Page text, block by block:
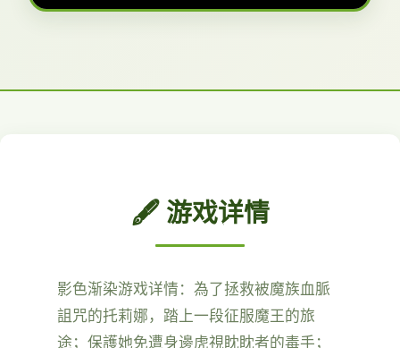
🖋️ 游戏详情
影色渐染游戏详情：為了拯救被魔族血脈
詛咒的托莉娜，踏上一段征服魔王的旅
途；保護她免遭身邊虎視眈眈者的毒手；